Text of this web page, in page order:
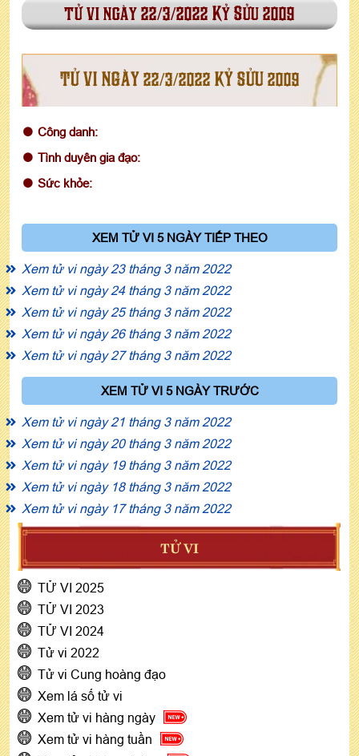
tử vi ngày 22/3/2022 Kỷ Sửu 2009
TỬ VI NGÀY 22/3/2022 KỶ SỬU 2009
Công danh:
Tình duyên gia đạo:
Sức khỏe:
XEM TỬ VI 5 NGÀY TIẾP THEO
Xem tử vi ngày 23 tháng 3 năm 2022
Xem tử vi ngày 24 tháng 3 năm 2022
Xem tử vi ngày 25 tháng 3 năm 2022
Xem tử vi ngày 26 tháng 3 năm 2022
Xem tử vi ngày 27 tháng 3 năm 2022
XEM TỬ VI 5 NGÀY TRƯỚC
Xem tử vi ngày 21 tháng 3 năm 2022
Xem tử vi ngày 20 tháng 3 năm 2022
Xem tử vi ngày 19 tháng 3 năm 2022
Xem tử vi ngày 18 tháng 3 năm 2022
Xem tử vi ngày 17 tháng 3 năm 2022
TỬ VI
TỬ VI 2025
TỬ VI 2023
TỬ VI 2024
Tử vi 2022
Tử vi Cung hoàng đạo
Xem lá số tử vi
Xem tử vi hàng ngày
Xem tử vi hàng tuần